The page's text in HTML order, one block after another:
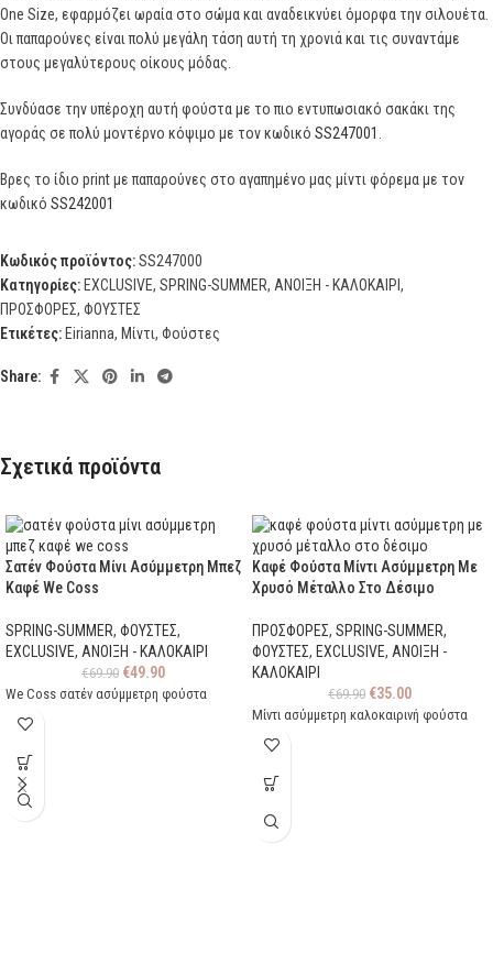
One Size, εφαρμόζει ωραία στο σώμα και αναδεικνύει όμορφα την σιλουέτα.
Οι παπαρούνες είναι πολύ μεγάλη τάση αυτή τη χρονιά και τις συναντάμε
στους μεγαλύτερους οίκους μόδας.
Συνδύασε την υπέροχη αυτή φούστα με το πιο εντυπωσιακό σακάκι της
αγοράς σε πολύ μοντέρνο κόψιμο με τον κωδικό SS247001
Βρες το ίδιο print με παπαρούνες στο αγαπημένο μας μίντι φόρεμα με τον
κωδικό SS242001
Κωδικός προϊόντος:SS247000
Κατηγορίες: EXCLUSIVE, SPRING-SUMMER, ΑΝΟΙΞΗ - ΚΑΛΟΚΑΙΡΙ ,
ΠΡΟΣΦΟΡΕΣ, ΦΟΥΣΤΕΣ
Ετικέτες: Eirianna, Μίντι, Φούστες
Share:
Σχετικά προϊόντα
Σατέν Φούστα Μίνι Ασύμμετρη Μπεζ
Καφέ We Coss
SPRING-SUMMER, ΦΟΥΣΤΕΣ,
EXCLUSIVE, ΑΝΟΙΞΗ - ΚΑΛΟΚΑΙΡΙ
€69.90 €49.90
We Coss σατέν ασύμμετρη φούστα
Καφέ Φούστα Μίντι Ασύμμετρη Με
Χρυσό Μέταλλο Στο Δέσιμο
ΠΡΟΣΦΟΡΕΣ, SPRING-SUMMER,
ΦΟΥΣΤΕΣ, EXCLUSIVE, ΑΝΟΙΞΗ -
ΚΑΛΟΚΑΙΡΙ
€69.90 €35.00
Μίντι ασύμμετρη καλοκαιρινή φούστα